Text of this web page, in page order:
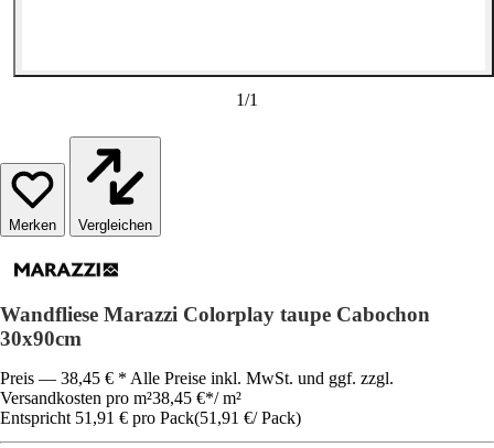
1/1
Vergleichen
Wandfliese Marazzi Colorplay taupe Cabochon
30x90cm
Preis — 38,45 € * Alle Preise inkl. MwSt. und ggf. zzgl.
Versandkosten pro m²38,45 €*/ m²
Entspricht 51,91 € pro Pack(51,91 €/ Pack)